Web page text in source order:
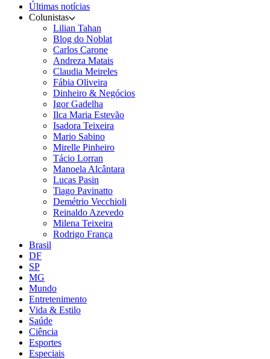
Últimas notícias
Colunistas
Lilian Tahan
Blog do Noblat
Carlos Carone
Andreza Matais
Claudia Meireles
Fábia Oliveira
Dinheiro & Negócios
Igor Gadelha
Ilca Maria Estevão
Isadora Teixeira
Mario Sabino
Mirelle Pinheiro
Tácio Lorran
Manoela Alcântara
Lucas Pasin
Tiago Pavinatto
Demétrio Vecchioli
Reinaldo Azevedo
Milena Teixeira
Rodrigo França
Brasil
DF
SP
MG
Mundo
Entretenimento
Vida & Estilo
Saúde
Ciência
Esportes
Especiais